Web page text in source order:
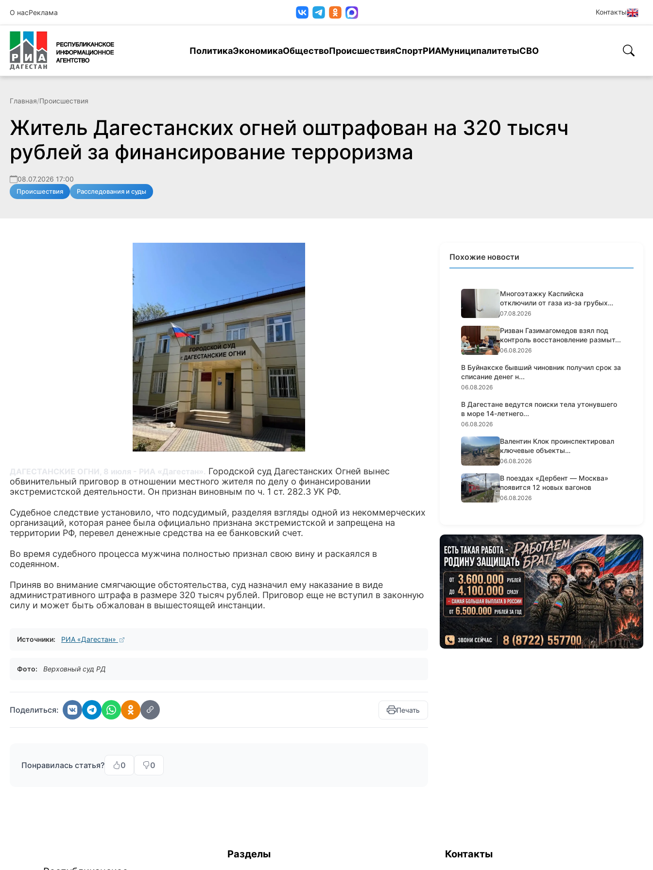
О насРеклама Контакты
ПолитикаЭкономикаОбществоПроисшествияСпортРИАМуниципалитетыСВО
Главная/Происшествия
Житель Дагестанских огней оштрафован на 320 тысяч
рублей за финансирование терроризма
08.07.2026 17:00
Происшествия Расследования и суды
ДАГЕСТАНСКИЕ ОГНИ, 8 июля - РИА «Дагестан». Городской суд Дагестанских Огней вынес
обвинительный приговор в отношении местного жителя по делу о финансировании
экстремистской деятельности. Он признан виновным по ч. 1 ст. 282.3 УК РФ.
Судебное следствие установило, что подсудимый, разделяя взгляды одной из некоммерческих
организаций, которая ранее была официально признана экстремистской и запрещена на
территории РФ, перевел денежные средства на ее банковский счет.
Во время судебного процесса мужчина полностью признал свою вину и раскаялся в
содеянном.
Приняв во внимание смягчающие обстоятельства, суд назначил ему наказание в виде
административного штрафа в размере 320 тысяч рублей. Приговор еще не вступил в законную
силу и может быть обжалован в вышестоящей инстанции.
Источники: РИА «Дагестан»
Фото: Верховный суд РД
Поделиться: Печать
Понравилась статья? 0 0
Похожие новости
Многоэтажку Каспийска
отключили от газа из-за грубых
нарушен...
07.08.2026
Ризван Газимагомедов взял под
контроль восстановление размыт...
06.08.2026
В Буйнакске бывший чиновник получил срок за
списание денег н...
06.08.2026
В Дагестане ведутся поиски тела утонувшего
в море 14-летнего...
06.08.2026
Валентин Клок проинспектировал
ключевые объекты
водоснабжени...
06.08.2026
В поездах «Дербент — Москва»
появится 12 новых вагонов
06.08.2026
Разделы Контакты